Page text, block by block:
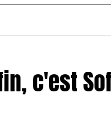
c'est